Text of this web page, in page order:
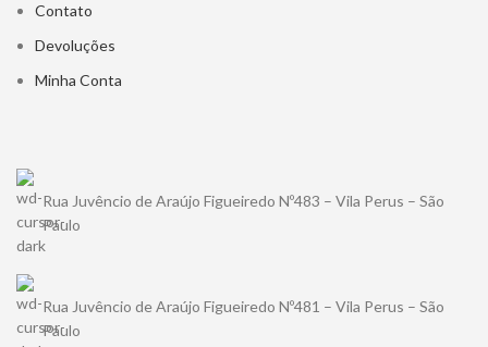
Contato
Devoluções
Minha Conta
Rua Juvêncio de Araújo Figueiredo Nº483 – Vila Perus – São
Paulo
Rua Juvêncio de Araújo Figueiredo Nº481 – Vila Perus – São
Paulo